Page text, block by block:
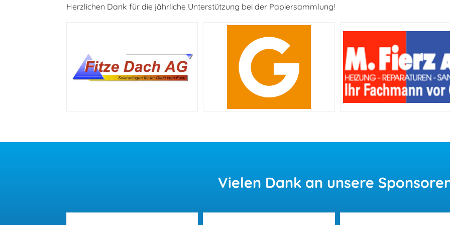
Herzlichen Dank für die jährliche Unterstützung bei der Papiersammlung!
Vielen Dank an unsere